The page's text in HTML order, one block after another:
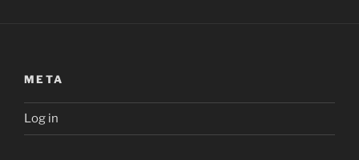
META
Log in